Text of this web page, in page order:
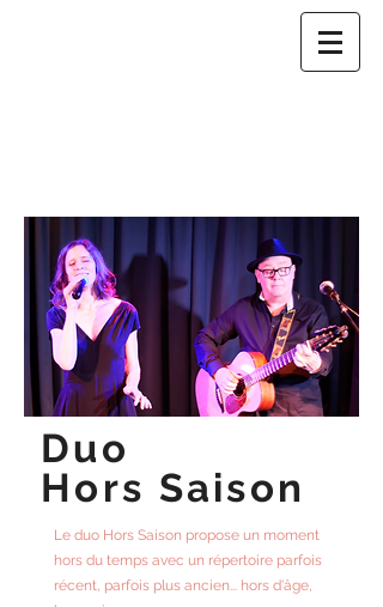
Duo
Hors Saison
Le duo Hors Saison propose un moment
hors du temps avec un répertoire parfois
récent, parfois plus ancien... hors d'âge,